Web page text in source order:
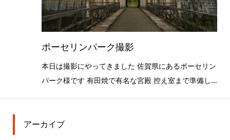
ポーセリンパーク撮影
本日は撮影にやってきました 佐賀県にあるポーセリン
パーク様です 有田焼で有名な宮殿 控え室まで準備し...
アーカイブ